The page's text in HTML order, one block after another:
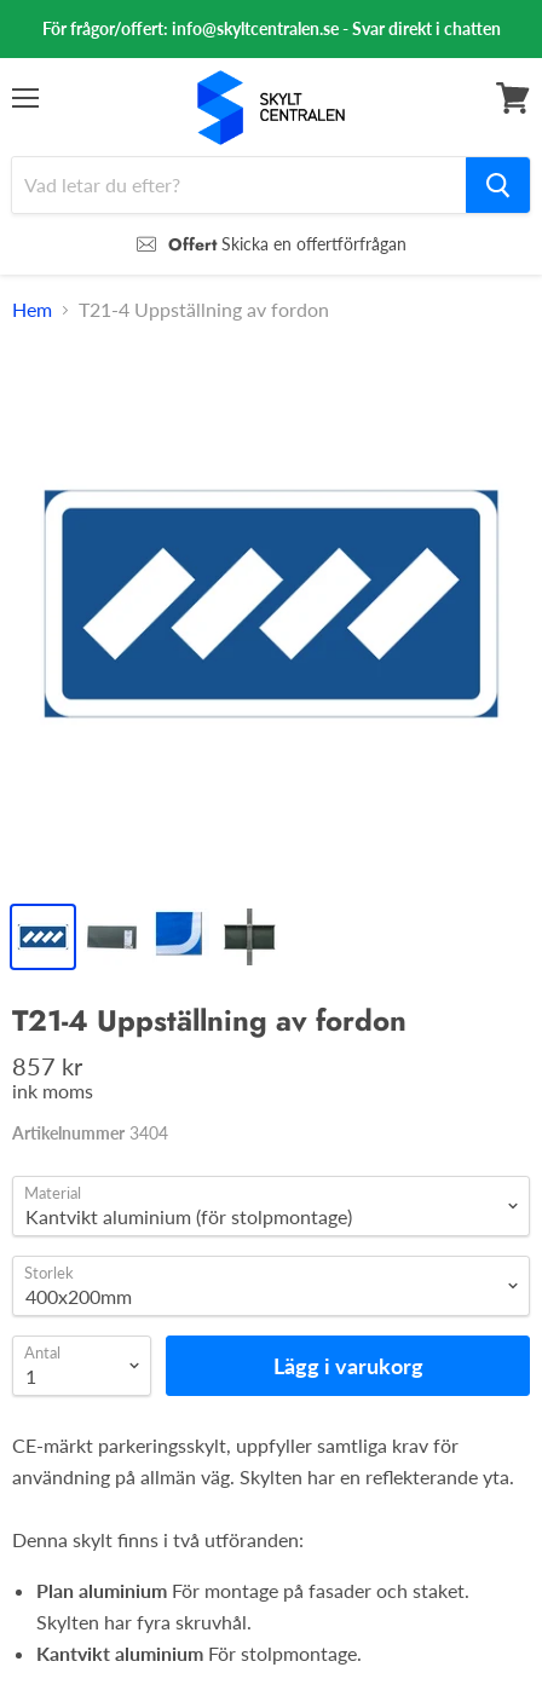
För frågor/offert: info@skyltcentralen.se - Svar direkt i chatten
OffertSkicka en offertförfrågan
Hem T21-4 Uppställning av fordon
T21-4 Uppställning av fordon
857 kr
ink moms
Artikelnummer 3404
Material
Storlek
Antal Lägg i varukorg
CE-märkt parkeringsskylt, uppfyller samtliga krav för
användning på allmän väg. Skylten har en reflekterande yta.
Denna skylt finns i två utföranden:
Plan aluminium För montage på fasader och staket.
Skylten har fyra skruvhål.
Kantvikt aluminium För stolpmontage.